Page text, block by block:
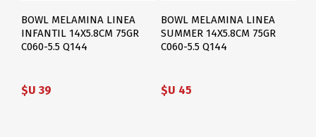
BOWL MELAMINA LINEA
INFANTIL 14X5.8CM 75GR
C060-5.5 Q144
$U 39
BOWL MELAMINA LINEA
SUMMER 14X5.8CM 75GR
C060-5.5 Q144
$U 45